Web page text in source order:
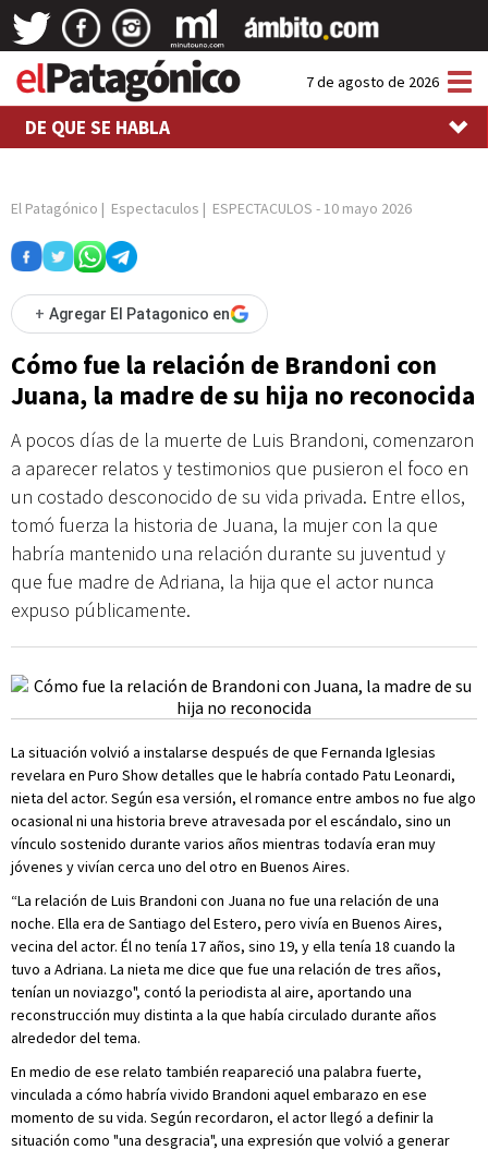
7 de agosto de 2026
DE QUE SE HABLA
El Patagónico | Espectaculos | ESPECTACULOS - 10 mayo 2026
+ Agregar El Patagonico en
Cómo fue la relación de Brandoni con
Juana, la madre de su hija no reconocida
A pocos días de la muerte de Luis Brandoni, comenzaron
a aparecer relatos y testimonios que pusieron el foco en
un costado desconocido de su vida privada. Entre ellos,
tomó fuerza la historia de Juana, la mujer con la que
habría mantenido una relación durante su juventud y
que fue madre de Adriana, la hija que el actor nunca
expuso públicamente.
La situación volvió a instalarse después de que Fernanda Iglesias
revelara en Puro Show detalles que le habría contado Patu Leonardi,
nieta del actor. Según esa versión, el romance entre ambos no fue algo
ocasional ni una historia breve atravesada por el escándalo, sino un
vínculo sostenido durante varios años mientras todavía eran muy
jóvenes y vivían cerca uno del otro en Buenos Aires.
“La relación de Luis Brandoni con Juana no fue una relación de una
noche. Ella era de Santiago del Estero, pero vivía en Buenos Aires,
vecina del actor. Él no tenía 17 años, sino 19, y ella tenía 18 cuando la
tuvo a Adriana. La nieta me dice que fue una relación de tres años,
tenían un noviazgo", contó la periodista al aire, aportando una
reconstrucción muy distinta a la que había circulado durante años
alrededor del tema.
En medio de ese relato también reapareció una palabra fuerte,
vinculada a cómo habría vivido Brandoni aquel embarazo en ese
momento de su vida. Según recordaron, el actor llegó a definir la
situación como "una desgracia", una expresión que volvió a generar